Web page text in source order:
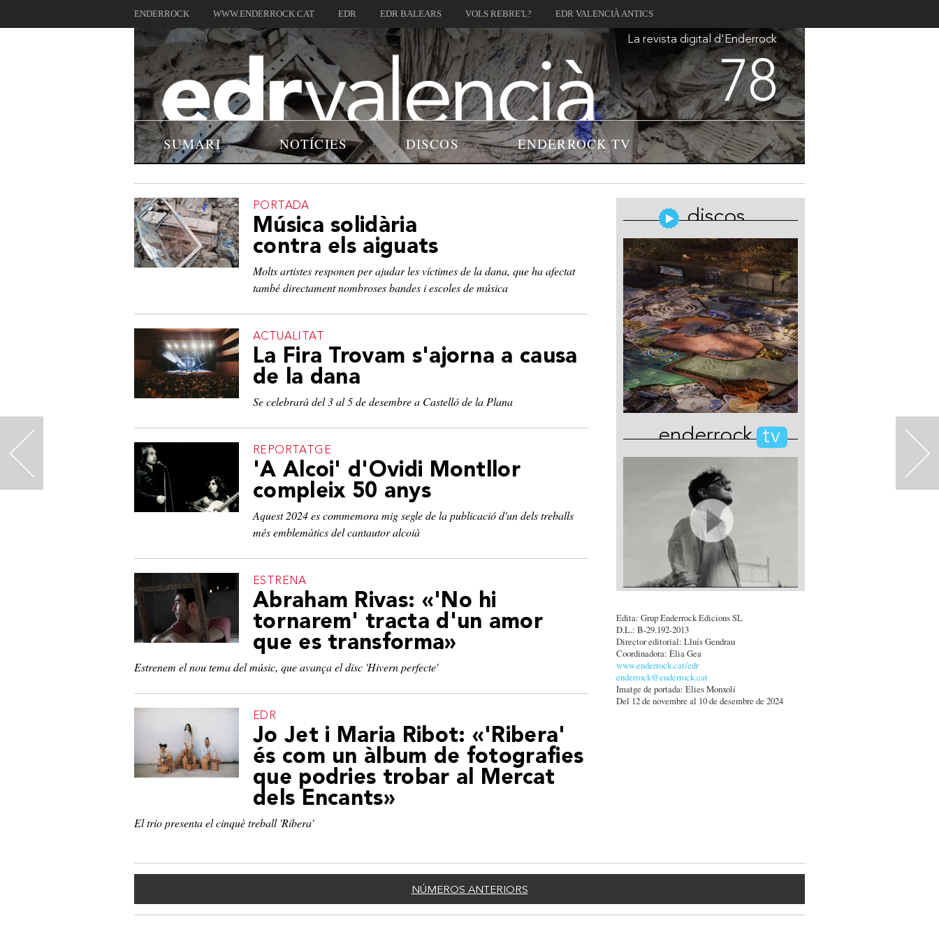
ENDERROCK WWW.ENDERROCK.CAT EDR EDR BALEARS VOLS REBRE'L? EDR VALENCIÀ ANTICS
La revista digital d'Enderrock
78
SUMARI NOTÍCIES DISCOS ENDERROCK TV
>
<
PORTADA
Música solidària
contra els aiguats
Molts artistes responen per ajudar les víctimes de la dana, que ha afectat
també directament nombroses bandes i escoles de música
ACTUALITAT
La Fira Trovam s'ajorna a causa
de la dana
Se celebrarà del 3 al 5 de desembre a Castelló de la Plana
REPORTATGE
'A Alcoi' d'Ovidi Montllor
compleix 50 anys
Aquest 2024 es commemora mig segle de la publicació d'un dels treballs
més emblemàtics del cantautor alcoià
ESTRENA
Abraham Rivas: «'No hi
tornarem' tracta d'un amor
que es transforma»
Estrenem el nou tema del músic, que avança el disc 'Hivern perfecte'
EDR
Jo Jet i Maria Ribot: «'Ribera'
és com un àlbum de fotografies
que podries trobar al Mercat
dels Encants»
El trio presenta el cinquè treball 'Ribera'
discos
enderrock tv
Edita: Grup Enderrock Edicions SL
D.L.: B-29.192-2013
Director editorial: Lluís Gendrau
Coordinadora: Èlia Gea
www.enderrock.cat/edr
enderrock@enderrock.cat
Imatge de portada: Elies Monxolí
Del 12 de novembre al 10 de desembre de 2024
NÚMEROS ANTERIORS